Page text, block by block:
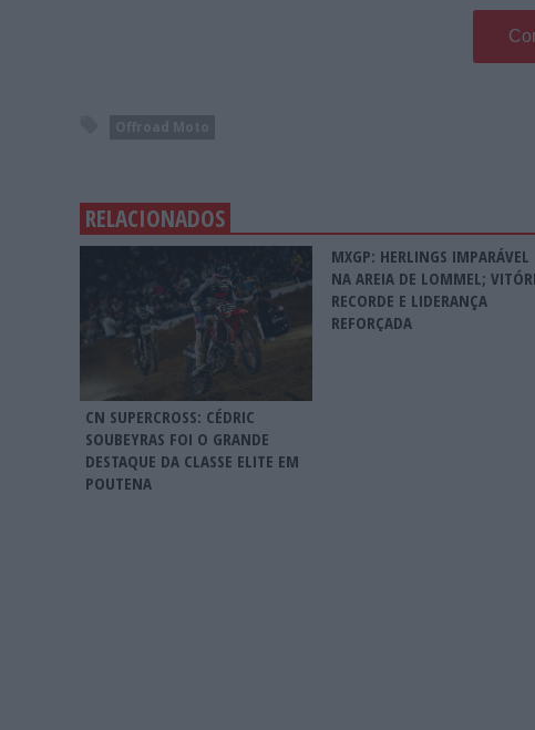
RELACIONADOS
CN SUPERCROSS: CÉDRIC
SOUBEYRAS FOI O GRANDE
DESTAQUE DA CLASSE ELITE EM
POUTENA
MXGP: HERLINGS IMPARÁVEL
NA AREIA DE LOMMEL;
RECORDE E LIDERANÇA
REFORÇADA